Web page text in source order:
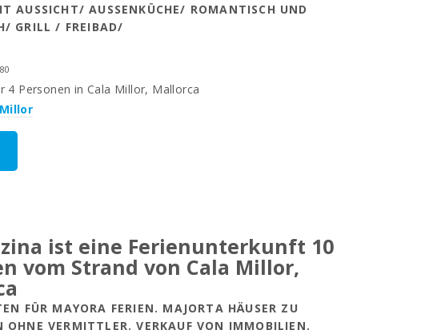
AUSSICHT/ AUSSENKÜCHE/ ROMANTISCH UND G
GRILL / FREIBAD/
4 Personen in Cala Millor, Mallorca
ist eine Ferienunterkunft 10
vom Strand von Cala Millor,
FÜR MAYORA FERIEN. MAJORTA HÄUSER ZU
OHNE VERMITTLER. VERKAUF VON IMMOBILIEN.